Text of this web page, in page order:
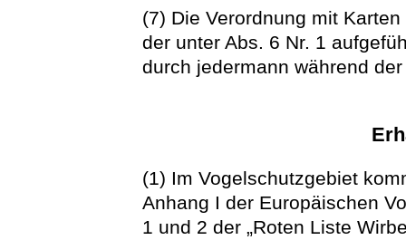
(7) Die Verordnung mit
der unter Abs. 6 Nr. 1
durch jedermann während
(1) Im Vogelschutzgebiet
Anhang I der Europäischen
1 und 2 der „Roten Liste